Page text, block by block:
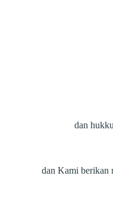
dan
dan Kami berikan